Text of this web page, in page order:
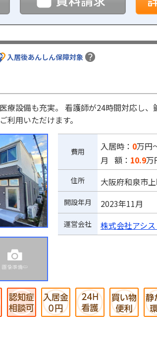
入居後あんしん保障対象
療設備も充実。 看護師が24時間対応し、
利用いただけます。
費用 入居時： 0万円
月 額： 10.9万
住所 大阪府和泉市
開設年月 2023年11月
運営会社 株式会社アシス